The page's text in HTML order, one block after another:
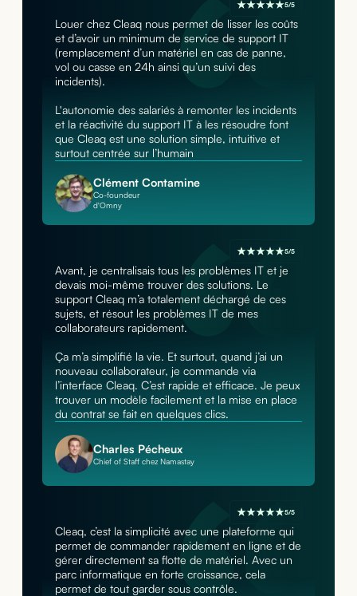
5/5
Louer chez Cleaq nous permet de lisser les coûts
et d’avoir un minimum de service de support IT
(remplacement d’un matériel en cas de panne,
vol ou casse en 24h ainsi qu’un suivi des
incidents).
L'autonomie des salariés à remonter les incidents
et la réactivité du support IT à les résoudre font
que Cleaq est une solution simple, intuitive et
surtout centrée sur l’humain
Clément Contamine
Co-foundeur
d'Omny
5/5
Avant, je centralisais tous les problèmes IT et je
devais moi-même trouver des solutions. Le
support Cleaq m’a totalement déchargé de ces
sujets, et résout les problèmes IT de mes
collaborateurs rapidement.
Ça m’a simplifié la vie. Et surtout, quand j’ai un
nouveau collaborateur, je commande via
l’interface Cleaq. C’est rapide et efficace. Je peux
trouver un modèle facilement et la mise en place
du contrat se fait en quelques clics.
Charles Pécheux
Chief of Staff chez Namastay
5/5
Cleaq, c’est la simplicité avec une plateforme qui
permet de commander rapidement en ligne et de
gérer directement sa flotte de matériel. Avec un
parc informatique en forte croissance, cela
permet de tout garder sous contrôle.